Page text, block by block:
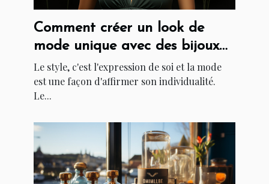
Comment créer un look de
mode unique avec des bijoux
et accessoires
Le style, c'est l'expression de soi et la mode
est une façon d'affirmer son individualité.
Le...